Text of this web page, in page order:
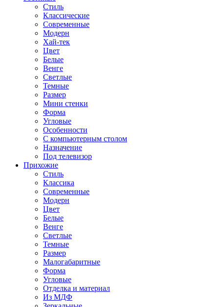
Стиль
Классические
Современные
Модерн
Хай-тек
Цвет
Белые
Венге
Светлые
Темные
Размер
Мини стенки
Форма
Угловые
Особенности
С компьютерным столом
Назначение
Под телевизор
Прихожие
Стиль
Классика
Современные
Модерн
Цвет
Белые
Венге
Светлые
Темные
Размер
Малогабаритные
Форма
Угловые
Отделка и материал
Из МДФ